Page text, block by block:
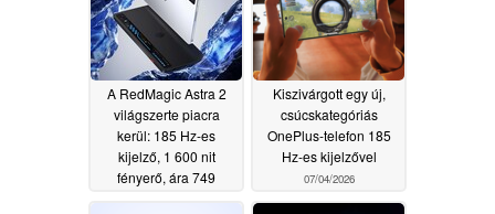
A RedMagic Astra 2
világszerte piacra
kerül: 185 Hz-es
kijelző, 1 600 nit
fényerő, ára 749
Kiszivárgott egy új,
csúcskategóriás
OnePlus-telefon 185
Hz-es kijelzővel
07/04/2026